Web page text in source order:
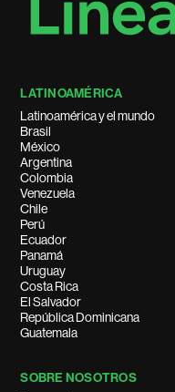
LATINOAMÉRICA
Latinoamérica y el mundo
Brasil
México
Argentina
Colombia
Venezuela
Chile
Perú
Ecuador
Panamá
Uruguay
Costa Rica
El Salvador
República Dominicana
Guatemala
SOBRE NOSOTROS